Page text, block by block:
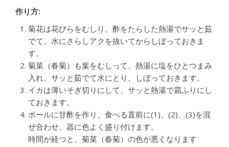
作り方:
菊花は花びらをむしり、酢をたらした熱湯でサッと茹
でて、水にさらしアクを抜いてからしぼっておきま
す。
菊菜（春菊）も葉をむしって、熱湯に塩をひとつまみ
入れ、サッと茹でて水にとり、しぼっておきます。
イカは薄いそぎ切りにして、サッと熱湯で霜ふりにし
ておきます。
ボールに甘酢を作り、食べる直前に(1)、(2)、(3)を混
ぜ合わせ、器に色よく盛り付けます。
時間が経つと、菊菜（春菊）の色が悪くなります